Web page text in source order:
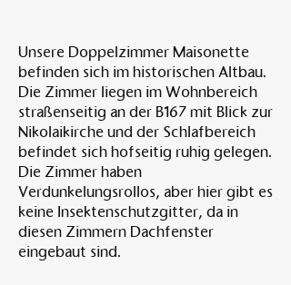
Unsere Doppelzimmer Maisonette
befinden sich im historischen Altbau.
Die Zimmer liegen im Wohnbereich
straßenseitig an der B167 mit Blick zur
Nikolaikirche und der Schlafbereich
befindet sich hofseitig ruhig gelegen.
Die Zimmer haben
Verdunkelungsrollos, aber hier gibt es
keine Insektenschutzgitter, da in
diesen Zimmern Dachfenster
eingebaut sind.